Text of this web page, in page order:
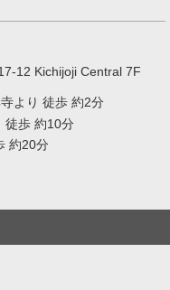
12 Kichijoji Central 7F
より 徒歩 約2分
徒歩 約10分
約20分